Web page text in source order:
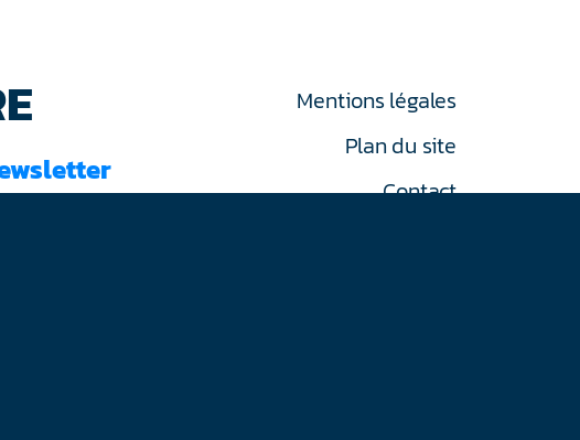
Mentions légales
Plan du site
Contact